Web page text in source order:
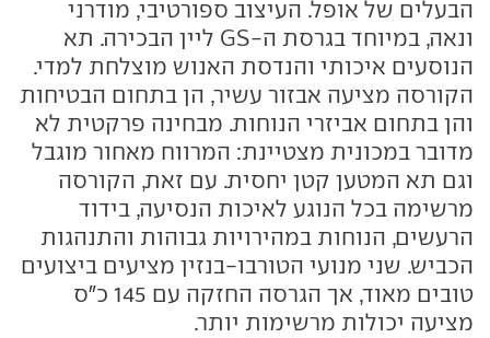
הבעלים של אופל. העיצוב ספורטיבי, מודרני
ונאה, במיוחד בגרסת ה-GS ליין הבכירה. תא
הנוסעים איכותי והנדסת האנוש מוצלחת למדי.
הקורסה מציעה אבזור עשיר, הן בתחום הבטיחות
והן בתחום אביזרי הנוחות. מבחינה פרקטית לא
מדובר במכונית מצטיינת: המרווח מאחור מוגבל
וגם תא המטען קטן יחסית. עם זאת, הקורסה
מרשימה בכל הנוגע לאיכות הנסיעה, בידוד
הרעשים, הנוחות במהירויות גבוהות והתנהגות
הכביש. שני מנועי הטורבו-בנזין מציעים ביצועים
טובים מאוד, אך הגרסה החזקה עם 145 כ"ס
מציעה יכולות מרשימות יותר.